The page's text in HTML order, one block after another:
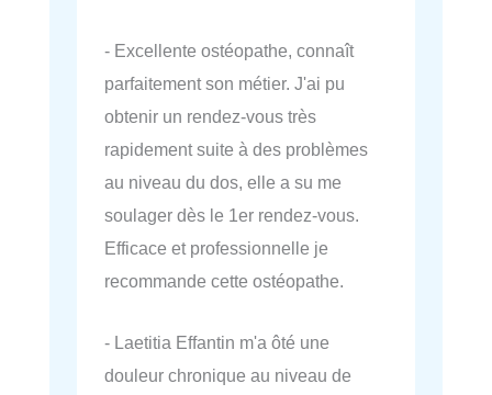
- Excellente ostéopathe, connaît
parfaitement son métier. J'ai pu
obtenir un rendez-vous très
rapidement suite à des problèmes
au niveau du dos, elle a su me
soulager dès le 1er rendez-vous.
Efficace et professionnelle je
recommande cette ostéopathe.
- Laetitia Effantin m'a ôté une
douleur chronique au niveau de